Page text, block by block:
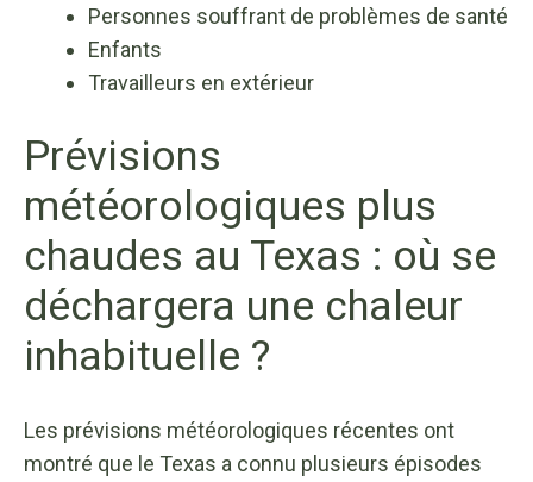
Personnes souffrant de problèmes de santé
Enfants
Travailleurs en extérieur
Prévisions
météorologiques plus
chaudes au Texas : où se
déchargera une chaleur
inhabituelle ?
Les prévisions météorologiques récentes ont
montré que le Texas a connu plusieurs épisodes